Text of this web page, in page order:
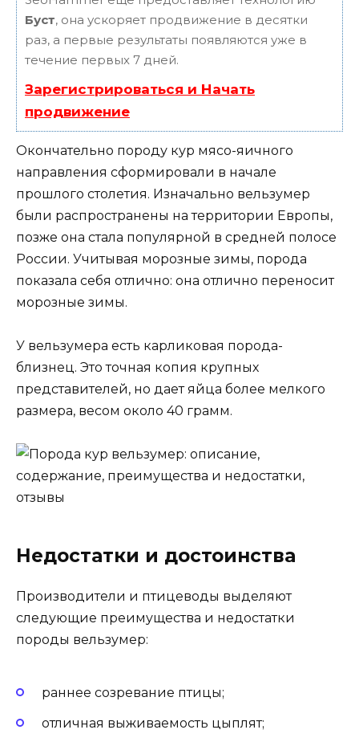
Буст, она ускоряет продвижение в десятки
раз, а первые результаты появляются уже в
течение первых 7 дней.
Зарегистрироваться и Начать
продвижение
Окончательно породу кур мясо-яичного
направления сформировали в начале
прошлого столетия. Изначально вельзумер
были распространены на территории Европы,
позже она стала популярной в средней полосе
России. Учитывая морозные зимы, порода
показала себя отлично: она отлично переносит
морозные зимы.
У вельзумера есть карликовая порода-
близнец. Это точная копия крупных
представителей, но дает яйца более мелкого
размера, весом около 40 грамм.
Недостатки и достоинства
Производители и птицеводы выделяют
следующие преимущества и недостатки
породы вельзумер:
раннее созревание птицы;
отличная выживаемость цыплят;